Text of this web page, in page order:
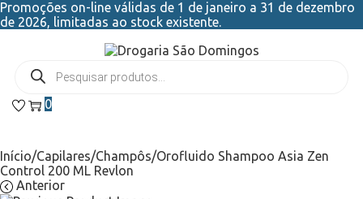
Promoções on-line válidas de 1 de janeiro a 31 de dezembro
de 2026, limitadas ao stock existente.
0
Início/Capilares/Champôs/Orofluido Shampoo Asia Zen
Control 200 ML Revlon
Anterior